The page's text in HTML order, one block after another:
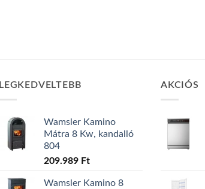
LEGKEDVELTEBB
Wamsler Kamino
Mátra 8 Kw, kandalló
804
209.989 Ft
Wamsler Kamino 8
AKCIÓS